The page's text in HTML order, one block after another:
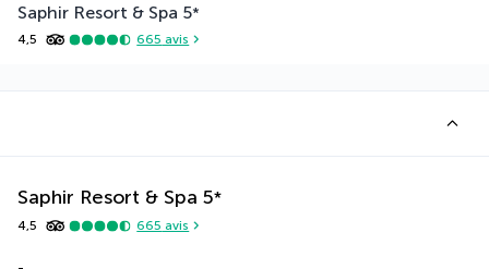
Saphir Resort & Spa 5*
4,5 665 avis
Saphir Resort & Spa 5*
4,5 665 avis